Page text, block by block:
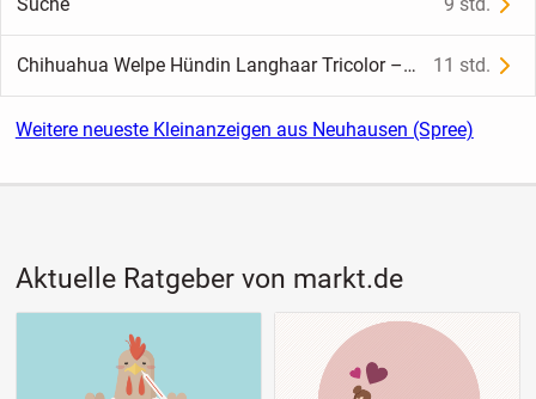
Suche 9 std.
Chihuahua Welpe Hündin Langhaar Tricolor – gechipt & geimpft 11 std.
Weitere neueste Kleinanzeigen aus Neuhausen (Spree)
Aktuelle Ratgeber von markt.de